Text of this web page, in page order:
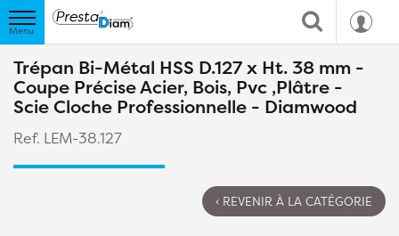
Trépan Bi-Métal HSS D.127 x Ht. 38 mm -
Coupe Précise Acier, Bois, Pvc ,Plâtre -
Scie Cloche Professionnelle - Diamwood
Ref. LEM-38.127
‹ REVENIR À LA CATÉGORIE